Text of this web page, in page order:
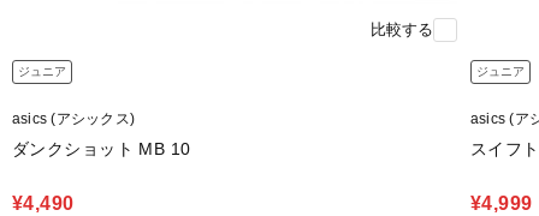
比較する
ジュニア
asics (アシックス)
ダンクショット MB 10
¥4,490
ジュニア
asics (ア
スイフ
¥4,999